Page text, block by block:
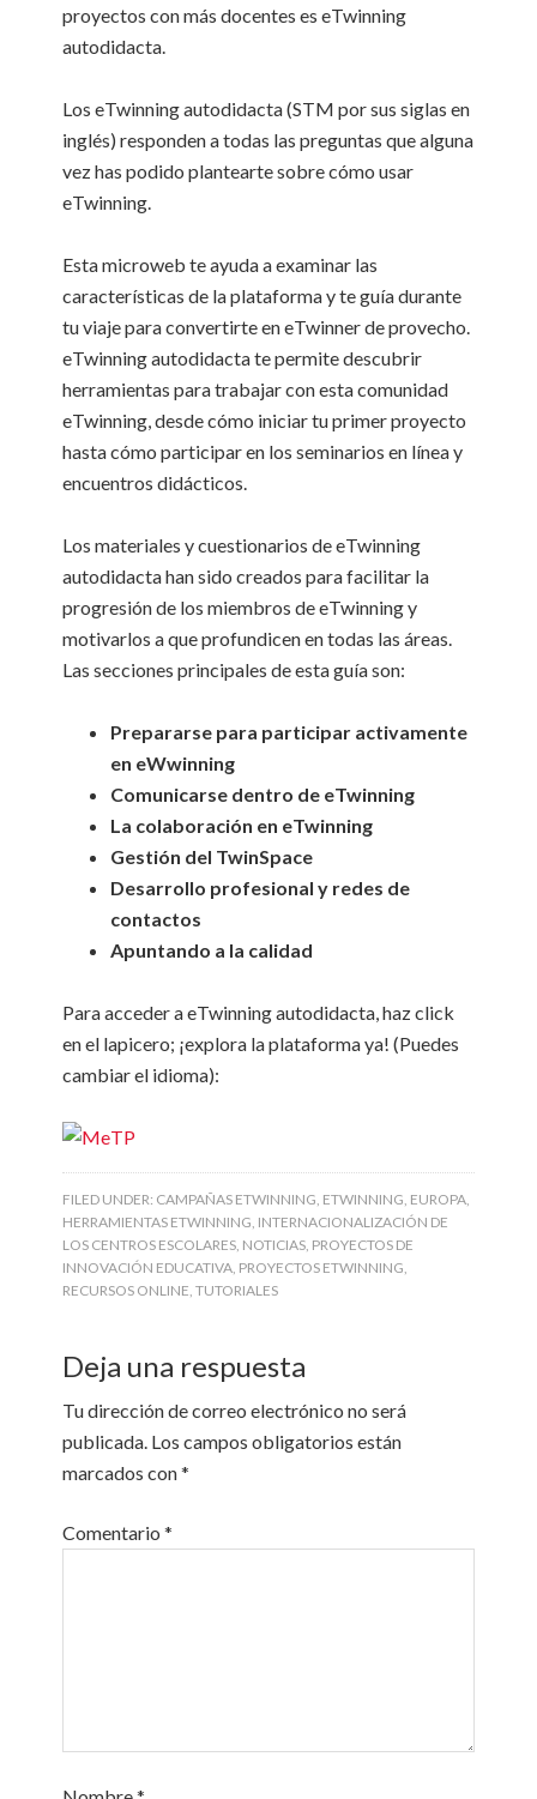
proyectos con más docentes es eTwinning
autodidacta.
Los eTwinning autodidacta (STM por sus siglas en
inglés) responden a todas las preguntas que alguna
vez has podido plantearte sobre cómo usar
eTwinning.
Esta microweb te ayuda a examinar las
características de la plataforma y te guía durante
tu viaje para convertirte en eTwinner de provecho.
eTwinning autodidacta te permite descubrir
herramientas para trabajar con esta comunidad
eTwinning, desde cómo iniciar tu primer proyecto
hasta cómo participar en los seminarios en línea y
encuentros didácticos.
Los materiales y cuestionarios de eTwinning
autodidacta han sido creados para facilitar la
progresión de los miembros de eTwinning y
motivarlos a que profundicen en todas las áreas.
Las secciones principales de esta guía son:
Prepararse para participar activamente
en eWwinning
Comunicarse dentro de eTwinning
La colaboración en eTwinning
Gestión del TwinSpace
Desarrollo profesional y redes de
contactos
Apuntando a la calidad
Para acceder a eTwinning autodidacta, haz click
en el lapicero; ¡explora la plataforma ya! (Puedes
cambiar el idioma):
FILED UNDER: CAMPAÑAS ETWINNING, ETWINNING, EUROPA,
HERRAMIENTAS ETWINNING, INTERNACIONALIZACIÓN DE
LOS CENTROS ESCOLARES, NOTICIAS, PROYECTOS DE
INNOVACIÓN EDUCATIVA, PROYECTOS ETWINNING,
RECURSOS ONLINE,TUTORIALES
Deja una respuesta
Tu dirección de correo electrónico no será
publicada. Los campos obligatorios están
marcados con*
Comentario*